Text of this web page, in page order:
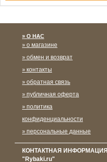
Спасибо за подписку!
О НАС
о магазине
обмен и возврат
контакты
обратная связь
публичная оферта
политика
конфиденциальности
персональные данные
КОНТАКТНАЯ ИНФОРМАЦИЯ
"Rybaki.ru"